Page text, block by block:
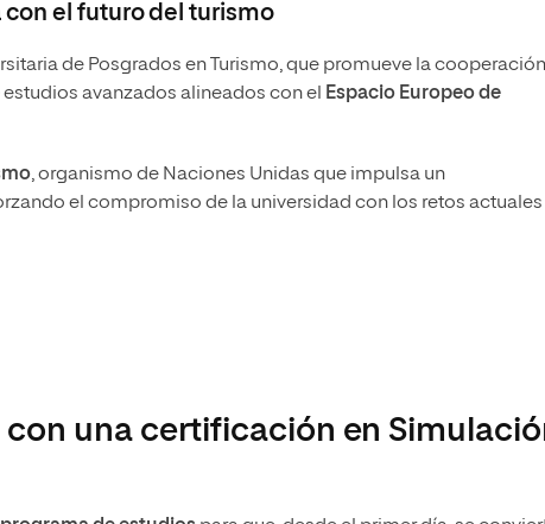
el futuro del turismo
de Posgrados en Turismo, que promueve la cooperación
avanzados alineados con el
Espacio Europeo de
, organismo de Naciones Unidas que impulsa un
el compromiso de la universidad con los retos actuales
una certificación en